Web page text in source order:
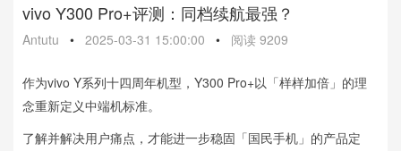
vivo Y300 Pro+评测：同档续航最强？
Antutu • 2025-03-31 15:00:00 • 阅读 9209
作为vivo Y系列十四周年机型，Y300 Pro+以「样样加倍」的理
念重新定义中端机标准。
了解并解决用户痛点，才能进一步稳固「国民手机」的产品定